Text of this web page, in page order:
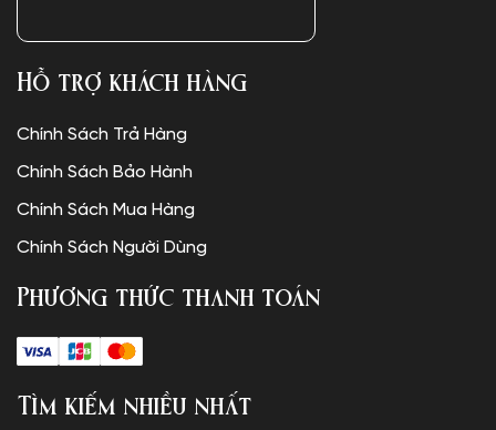
Hỗ trợ khách hàng
Chính Sách Trả Hàng
Chính Sách Bảo Hành
Chính Sách Mua Hàng
Chính Sách Người Dùng
Phương thức thanh toán
Tìm kiếm nhiều nhất